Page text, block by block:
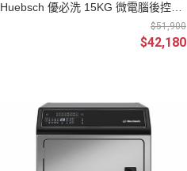
Huebsch 優必洗 15KG 微電腦後控直
$51,900
$42,180